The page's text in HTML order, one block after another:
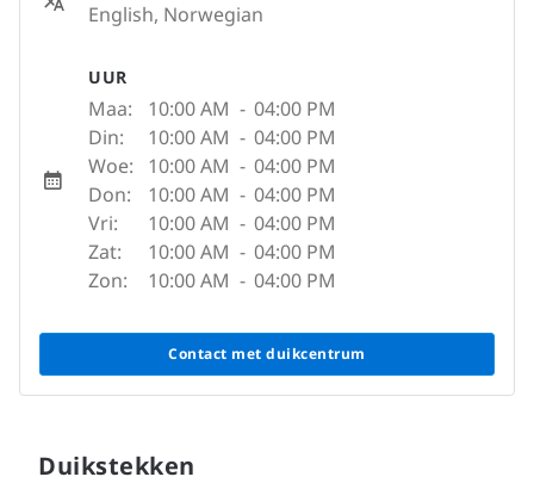
English, Norwegian
UUR
Maa: 10:00 AM - 04:00 PM
Din:
10:00 AM - 04:00 PM
Woe:
10:00 AM - 04:00 PM
Don:
10:00 AM - 04:00 PM
Vri:
10:00 AM - 04:00 PM
Zat:
10:00 AM - 04:00 PM
Zon:
10:00 AM - 04:00 PM
Contact met duikcentrum
Duikstekken